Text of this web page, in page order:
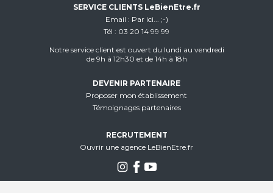
SERVICE CLIENTS LeBienEtre.fr
Email
Par ici... ;-)
Tél
03 20 14 99 99
Notre service client est ouvert du lundi au vendredi
de 9h à 12h30 et de 14h à 18h
DEVENIR PARTENAIRE
Proposer mon établissement
Témoignages partenaires
RECRUTEMENT
Ouvrir une agence LeBienEtre.fr